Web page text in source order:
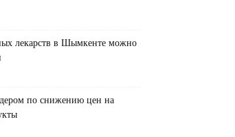
лекарств в Шымкенте можно
по снижению цен на